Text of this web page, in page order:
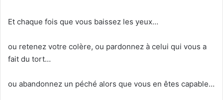
Et chaque fois que vous baissez les yeux…
ou retenez votre colère, ou pardonnez à celui qui vous a
fait du tort…
ou abandonnez un péché alors que vous en êtes capable…